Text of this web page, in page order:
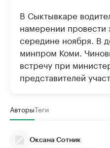
В Сыктывкаре
намерении провести
середине ноября. В
минпром Коми.
встречу при
представителей
АвторыТеги
Оксана Сотник